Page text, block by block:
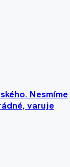
Nesmíme
varuje